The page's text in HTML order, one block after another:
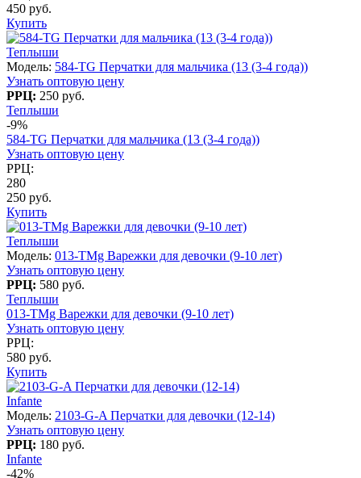
450 руб.
Купить
Теплыши
Модель: 584-TG Перчатки для мальчика (13 (3-4 года))
Узнать оптовую цену
РРЦ: 250 руб.
Теплыши
-9%
584-TG Перчатки для мальчика (13 (3-4 года))
Узнать оптовую цену
РРЦ:
280
250 руб.
Купить
Теплыши
Модель: 013-TMg Варежки для девочки (9-10 лет)
Узнать оптовую цену
РРЦ: 580 руб.
Теплыши
013-TMg Варежки для девочки (9-10 лет)
Узнать оптовую цену
РРЦ:
580 руб.
Купить
Infante
Модель: 2103-G-A Перчатки для девочки (12-14)
Узнать оптовую цену
РРЦ: 180 руб.
Infante
-42%